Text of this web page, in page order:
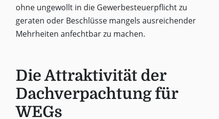
ohne ungewollt in die Gewerbesteuerpflicht zu
geraten oder Beschlüsse mangels ausreichender
Mehrheiten anfechtbar zu machen.
Die Attraktivität der
Dachverpachtung für
WEGs